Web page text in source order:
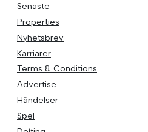
Senaste
Properties
Nyhetsbrev
Karriärer
Terms & Conditions
Advertise
Händelser
Spel